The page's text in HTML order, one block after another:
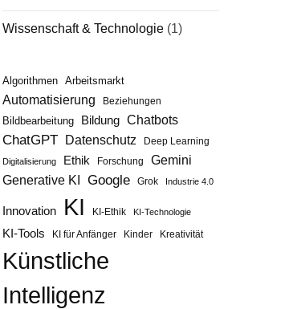
Wissenschaft & Technologie (1)
Algorithmen Arbeitsmarkt
Automatisierung Beziehungen
Bildbearbeitung Bildung Chatbots
ChatGPT Datenschutz Deep Learning
Digitalisierung Ethik Forschung
Gemini
Generative KI Google Grok Industrie 4.0
Innovation KI KI-Ethik KI-Technologie
KI-Tools KI für Anfänger Kinder Kreativität
Künstliche
Intelligenz